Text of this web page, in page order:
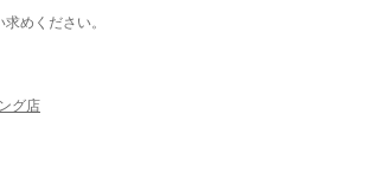
めください。
グ店